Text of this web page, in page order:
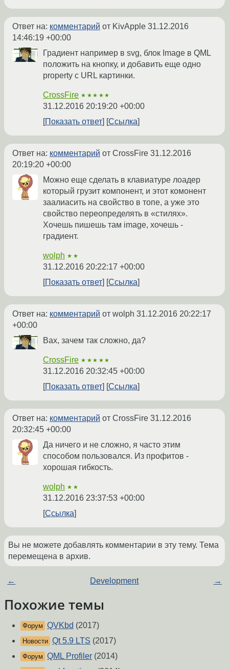
Ответ на: комментарий от KivApple 31.12.2016
14:46:19 +00:00
Градиент например в svg, блок Image в QML
положить на кнопку, и добавить еще одно
property с URL картинки.
CrossFire ★★★★★
31.12.2016 20:19:20 +00:00
Показать ответ
Ссылка
Ответ на: комментарий от CrossFire 31.12.2016
20:19:20 +00:00
Можно еще сделать в клавиатуре лоадер
который грузит компонент, и этот комонент
заалиасить на свойство в топе, а уже это
свойство переопределять в «стилях».
Хочешь пишешь там image, хочешь -
градиент.
wolph ★★
31.12.2016 20:22:17 +00:00
Показать ответ
Ссылка
Ответ на: комментарий от wolph 31.12.2016 20:22:17
+00:00
Вах, зачем так сложно, да?
CrossFire ★★★★★
31.12.2016 20:32:45 +00:00
Показать ответ
Ссылка
Ответ на: комментарий от CrossFire 31.12.2016
20:32:45 +00:00
Да ничего и не сложно, я часто этим
способом пользовался. Из профитов -
хорошая гибкость.
wolph ★★
31.12.2016 23:37:53 +00:00
Ссылка
Вы не можете добавлять комментарии в эту тему. Тема
перемещена в архив.
← Development →
Похожие темы
Форум QVKbd (2017)
Новости Qt 5.9 LTS (2017)
Форум QML Profiler (2014)